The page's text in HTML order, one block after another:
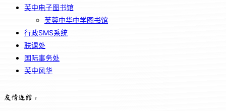
芙中电子图书馆
芙蓉中华中学图书馆
行政SMS系统
联课处
国际事务处
芙中风华
友情连结：